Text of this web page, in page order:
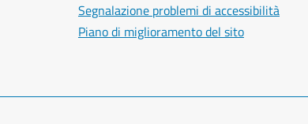
Segnalazione problemi di accessibilità
Piano di miglioramento del sito